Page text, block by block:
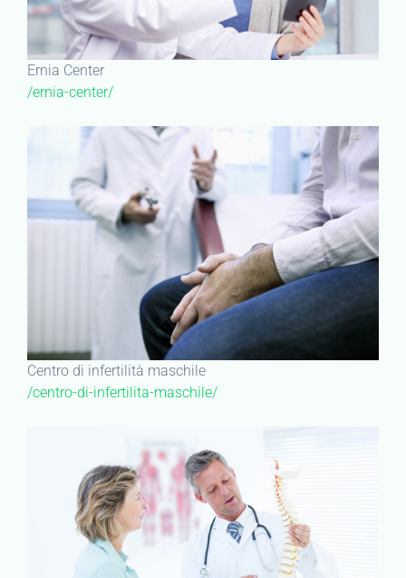
Ernia Center
/ernia-center/
Centro di infertilità maschile
/centro-di-infertilita-maschile/